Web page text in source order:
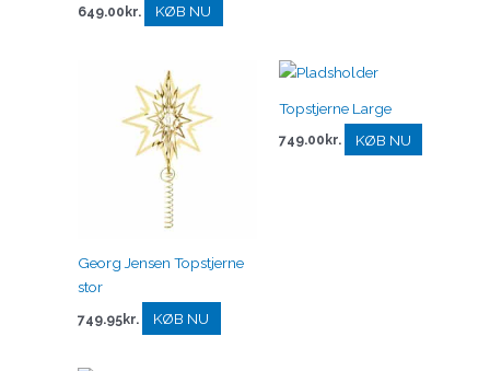
649.00kr. KØB NU
Georg Jensen Topstjerne
stor
749.95kr. KØB NU
Topstjerne Large
749.00 kr. KØB NU